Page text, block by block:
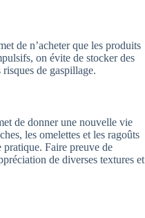
de n’acheter que les produits
on évite de stocker des
de gaspillage.
de donner une nouvelle vie
les omelettes et les ragoûts
pratique. Faire preuve de
de diverses textures et